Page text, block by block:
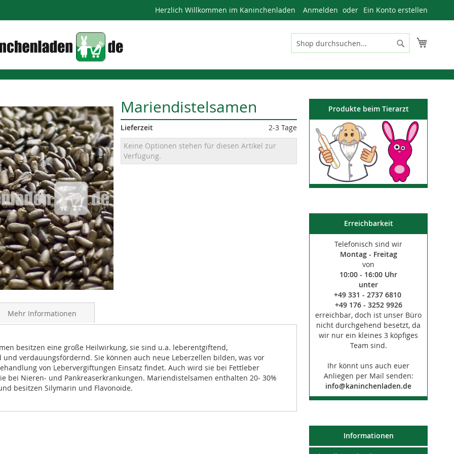
Herzlich Willkommen im Kaninchenladen Anmelden Ein Konto erstellen
Suche
Suche
Mariendistelsamen
Lieferzeit
2-3 Tage
Gruppiert
Produkte
-
Keine Optionen stehen für diesen Artikel zur
Verfügung.
besitzen eine große Heilwirkung, sie sind u.a. leberentgiftend,
und verdauungsfördernd. Sie können auch neue Leberzellen bilden, was vor
von Lebervergiftungen Einsatz findet. Auch wird sie bei Fettleber
bei Nieren- und Pankreaserkrankungen. Mariendistelsamen enthalten 20- 30%
besitzen Silymarin und Flavonoide.
Mehr Informationen
Produkte beim Tierarzt
Erreichbarkeit
Telefonisch sind wir
Montag - Freitag
von
10:00 - 16:00 Uhr
unter
+49 331 - 2737 6810
+49 176 - 3252 9926
erreichbar, doch ist unser Büro
nicht durchgehend besetzt, da
wir nur ein kleines 3 köpfiges
Team sind.
Ihr könnt uns auch euer
Anliegen per Mail senden:
info@kaninchenladen.de
Informationen